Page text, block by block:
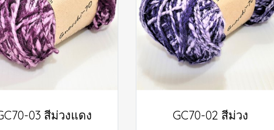
03 สีม่วงแดง GC70-02 สีม่วง